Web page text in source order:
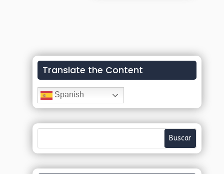
Translate the Content
Spanish